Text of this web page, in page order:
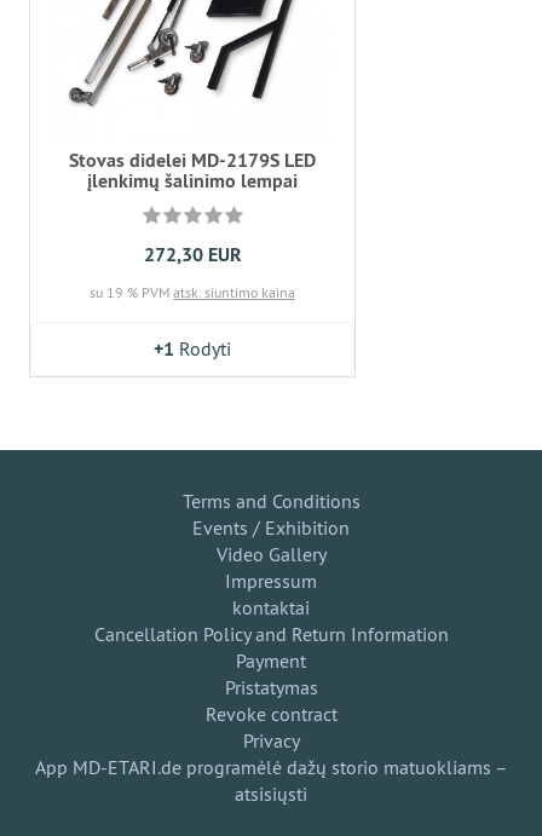
Stovas didelei MD-2179S LED
įlenkimų šalinimo lempai
272,30 EUR
su 19 % PVM atsk. siuntimo kaina
+1 Rodyti
Terms and Conditions
Events / Exhibition
Video Gallery
Impressum
kontaktai
Cancellation Policy and Return Information
Payment
Pristatymas
Revoke contract
Privacy
App MD-ETARI.de programėlė dažų storio matuokliams –
atsisiųsti